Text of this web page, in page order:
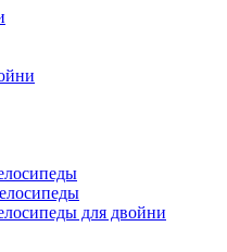
для двойни